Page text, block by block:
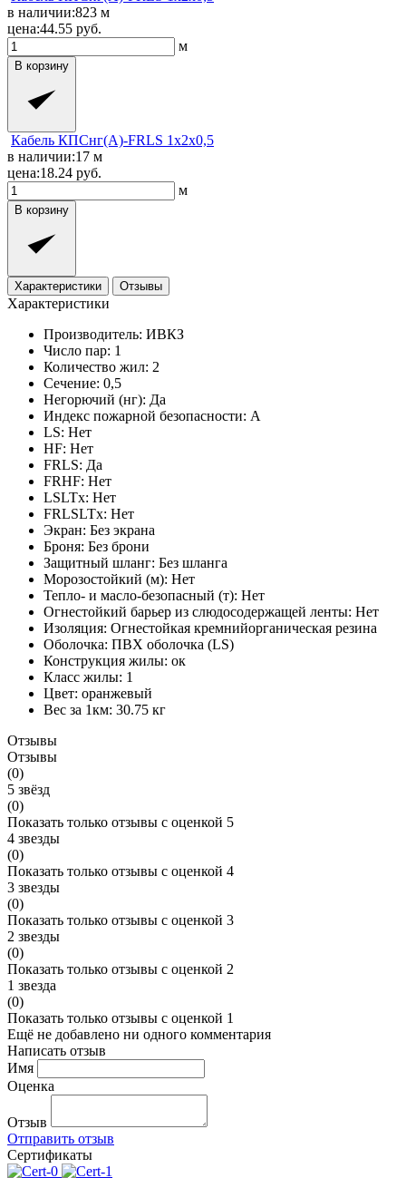
в наличии:823 м
цена:44.55 руб.
м
В корзину
Кабель КПСнг(A)-FRLS 1x2x0,5
в наличии:17 м
цена:18.24 руб.
м
В корзину
Характеристики Отзывы
Характеристики
Производитель: ИВКЗ
Число пар: 1
Количество жил: 2
Сечение: 0,5
Негорючий (нг): Да
Индекс пожарной безопасности: A
LS: Нет
HF: Нет
FRLS: Да
FRHF: Нет
LSLTx: Нет
FRLSLTx: Нет
Экран: Без экрана
Броня: Без брони
Защитный шланг: Без шланга
Морозостойкий (м): Нет
Тепло- и масло-безопасный (т): Нет
Огнестойкий барьер из слюдосодержащей ленты: Нет
Изоляция: Огнестойкая кремнийорганическая резина
Оболочка: ПВХ оболочка (LS)
Конструкция жилы: ок
Класс жилы: 1
Цвет: оранжевый
Вес за 1км: 30.75 кг
Отзывы
Отзывы
(0)
5 звёзд
(0)
Показать только отзывы с оценкой 5
4 звезды
(0)
Показать только отзывы с оценкой 4
3 звезды
(0)
Показать только отзывы с оценкой 3
2 звезды
(0)
Показать только отзывы с оценкой 2
1 звезда
(0)
Показать только отзывы с оценкой 1
Ещё не добавлено ни одного комментария
Написать отзыв
Имя
Оценка
Отзыв
Отправить отзыв
Сертификаты